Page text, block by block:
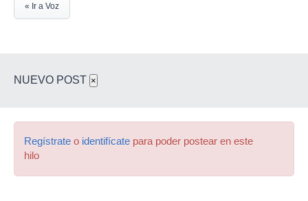
« Ir a Voz
NUEVO POST ×
Regístrate o identifícate para poder postear en este
hilo